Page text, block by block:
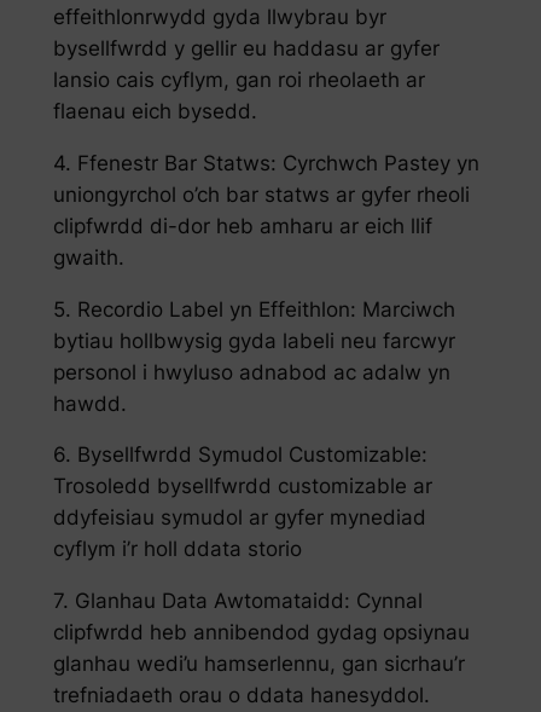
effeithlonrwydd gyda llwybrau byr
bysellfwrdd y gellir eu haddasu ar gyfer
lansio cais cyflym, gan roi rheolaeth ar
flaenau eich bysedd.
4. Ffenestr Bar Statws: Cyrchwch Pastey yn
uniongyrchol o’ch bar statws ar gyfer rheoli
clipfwrdd di-dor heb amharu ar eich llif
gwaith.
5. Recordio Label yn Effeithlon: Marciwch
bytiau hollbwysig gyda labeli neu farcwyr
personol i hwyluso adnabod ac adalw yn
hawdd.
6. Bysellfwrdd Symudol Customizable:
Trosoledd bysellfwrdd customizable ar
ddyfeisiau symudol ar gyfer mynediad
cyflym i’r holl ddata storio
7. Glanhau Data Awtomataidd: Cynnal
clipfwrdd heb annibendod gydag opsiynau
glanhau wedi’u hamserlennu, gan sicrhau’r
trefniadaeth orau o ddata hanesyddol.